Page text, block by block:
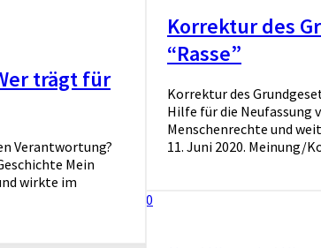
trägt für
Verantwortung?
Mein
wirkte im
Korrektur des
“Rasse”
Korrektur des
Hilfe für die Neufassung
Menschenrechte und
11. Juni 2020. Meinung/
0